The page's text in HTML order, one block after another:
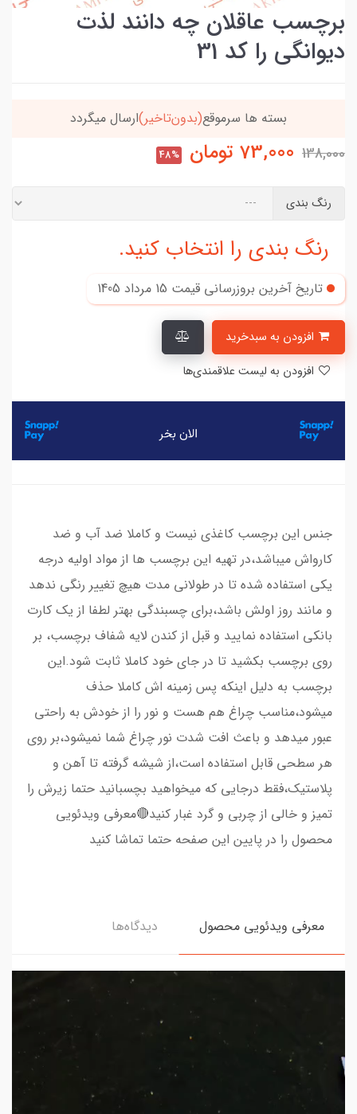
برچسب عاقلان چه دانند لذت
دیوانگی را کد 31
خریدتو به5میلیون برسون،ارسالت‌رایگانه
138,000
73,000 تومان 48%
رنگ بندی
رنگ بندی را انتخاب کنید.
تاریخ آخرین بروزرسانی قیمت 15 مرداد 1405
جنس این برچسب کاغذی نیست و کاملا ضد آب و ضد
کارواش میباشد،در تهیه این برچسب ها از مواد اولیه درجه
یکی استفاده شده تا در طولانی مدت هیچ تغییر رنگی ندهد
و مانند روز اولش باشد،برای چسبندگی بهتر لطفا از یک کارت
بانکی استفاده نمایید و قبل از کندن لایه شفاف برچسب، بر
روی برچسب بکشید تا در جای خود کاملا ثابت شود.این
برچسب به دلیل اینکه پس زمینه اش کاملا حذف
میشود،مناسب چراغ هم هست و نور را از خودش به راحتی
عبور میدهد و باعث افت شدت نور چراغ شما نمیشود،بر روی
هر سطحی قابل استفاده است،از شیشه گرفته تا آهن و
پلاستیک،فقط درجایی که میخواهید بچسبانید حتما زیرش را
تمیز و خالی از چربی و گرد غبار کنید🔴معرفی ویدئویی
محصول را در پایین این صفحه حتما تماشا کنید
معرفی ویدئویی محصول دیدگاه‌ها